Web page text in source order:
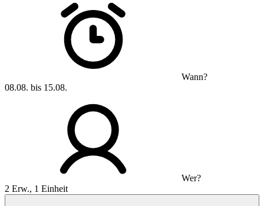
Wann?
08.08. bis 15.08.
Wer?
2 Erw., 1 Einheit